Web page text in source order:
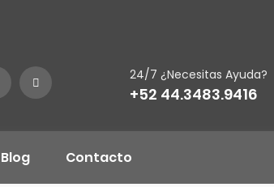
24/7 ¿Necesitas Ayuda?
+52 44.3483.9416
Blog Contacto